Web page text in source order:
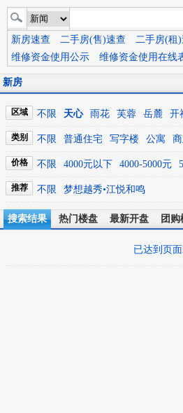
新房速查 二手房(售)速查 二手房(租)
维修资金使用公示
维修资金使用在线
新房
区域 不限 天心 雨花 芙蓉 岳麓 开
类别 不限 普通住宅 写字楼 公寓
价格 不限 4000元以下 4000-5000元
8000-10000元
10000元及以上
推荐 不限 梦想越秀•江悦和鸣
搜索结果 热门楼盘 最新开盘 团购
已达到页